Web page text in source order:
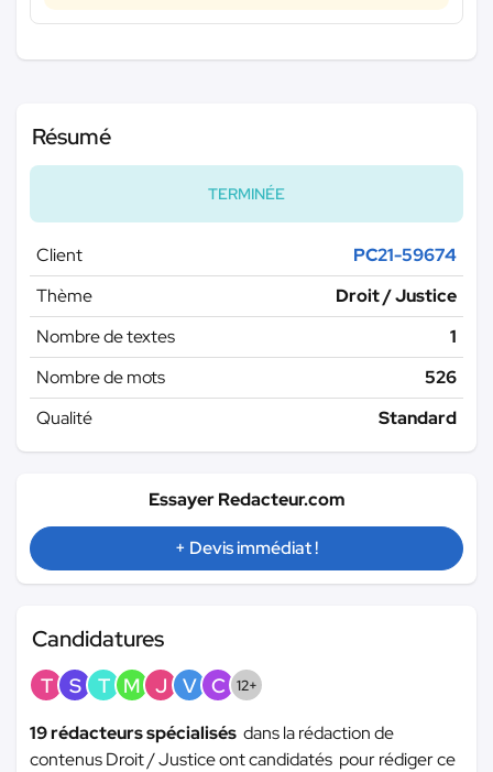
Résumé
TERMINÉE
Client
PC21-59674
Thème
Droit / Justice
Nombre de textes
1
Nombre de mots
526
Qualité
Standard
Essayer Redacteur.com
+ Devis immédiat !
Candidatures
T S T M J V C 12+
19 rédacteurs spécialisés dans la rédaction de
contenus Droit / Justice ont candidatés pour rédiger ce